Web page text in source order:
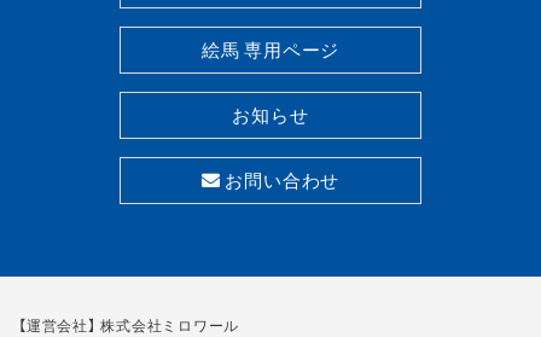
絵馬 専用ページ
お知らせ
お問い合わせ
【運営会社】 株式会社ミロワール